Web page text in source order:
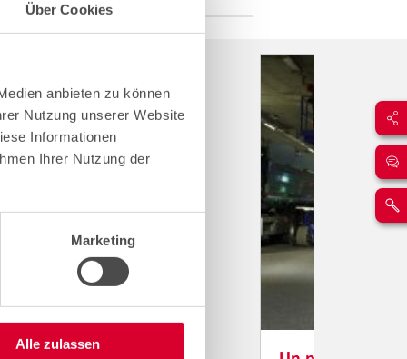
Über Cookies
anbieten zu können
Nutzung unserer Website
Informationen
Ihrer Nutzung der
Marketing
Alle zulassen